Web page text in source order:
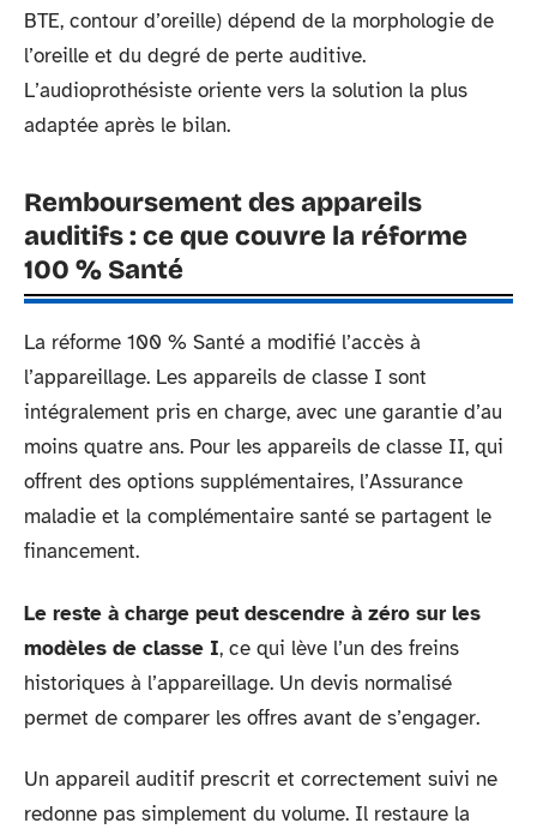
BTE, contour d’oreille) dépend de la morphologie de
l’oreille et du degré de perte auditive.
L’audioprothésiste oriente vers la solution la plus
adaptée après le bilan.
Remboursement des appareils
auditifs : ce que couvre la réforme
100 % Santé
La réforme 100 % Santé a modifié l’accès à
l’appareillage. Les appareils de classe I sont
intégralement pris en charge, avec une garantie d’au
moins quatre ans. Pour les appareils de classe II, qui
offrent des options supplémentaires, l’Assurance
maladie et la complémentaire santé se partagent le
financement.
Le reste à charge peut descendre à zéro sur les
modèles de classe I, ce qui lève l’un des freins
historiques à l’appareillage. Un devis normalisé
permet de comparer les offres avant de s’engager.
Un appareil auditif prescrit et correctement suivi ne
redonne pas simplement du volume. Il restaure la